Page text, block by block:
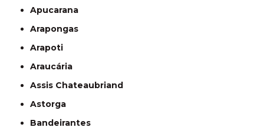
Apucarana
Arapongas
Arapoti
Araucária
Assis Chateaubriand
Astorga
Bandeirantes